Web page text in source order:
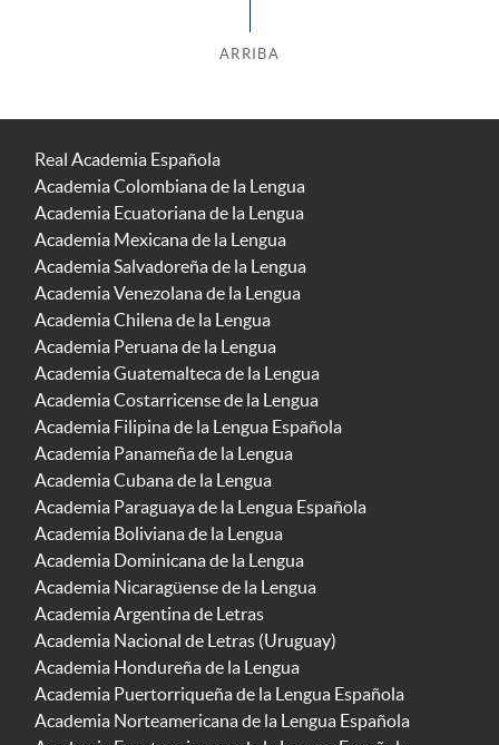
ARRIBA
Real Academia Española
Academia Colombiana de la Lengua
Academia Ecuatoriana de la Lengua
Academia Mexicana de la Lengua
Academia Salvadoreña de la Lengua
Academia Venezolana de la Lengua
Academia Chilena de la Lengua
Academia Peruana de la Lengua
Academia Guatemalteca de la Lengua
Academia Costarricense de la Lengua
Academia Filipina de la Lengua Española
Academia Panameña de la Lengua
Academia Cubana de la Lengua
Academia Paraguaya de la Lengua Española
Academia Boliviana de la Lengua
Academia Dominicana de la Lengua
Academia Nicaragüense de la Lengua
Academia Argentina de Letras
Academia Nacional de Letras (Uruguay)
Academia Hondureña de la Lengua
Academia Puertorriqueña de la Lengua Española
Academia Norteamericana de la Lengua Española